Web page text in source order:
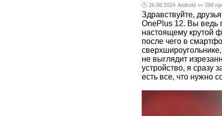
🕑 26.06.2024 Android 👀 398
Здравствуйте,
OnePlus 12. Вы ведь
настоящему крутой
после чего в
не выглядит
устройство, я сразу
есть все, что нужно